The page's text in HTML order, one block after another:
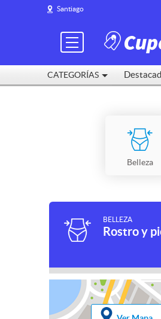
Santiago
CATEGORÍAS
Belleza
BELLEZA
Rostro y